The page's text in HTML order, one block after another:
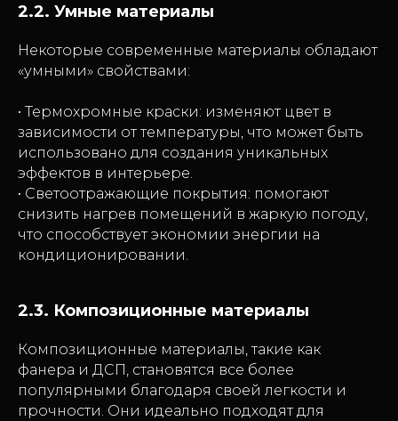
2.2. Умные материалы
Некоторые современные материалы обладают
«умными» свойствами:
• Термохромные краски: изменяют цвет в
зависимости от температуры, что может быть
использовано для создания уникальных
эффектов в интерьере.
• Светоотражающие покрытия: помогают
снизить нагрев помещений в жаркую погоду,
что способствует экономии энергии на
кондиционировании.
2.3. Композиционные материалы
Композиционные материалы, такие как
фанера и ДСП, становятся все более
популярными благодаря своей легкости и
прочности. Они идеально подходят для